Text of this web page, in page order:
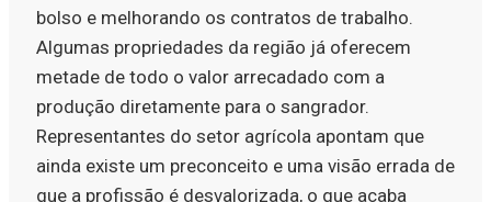
bolso e melhorando os contratos de trabalho.
Algumas propriedades da região já oferecem
metade de todo o valor arrecadado com a
produção diretamente para o sangrador.
Representantes do setor agrícola apontam que
ainda existe um preconceito e uma visão errada de
que a profissão é desvalorizada, o que acaba